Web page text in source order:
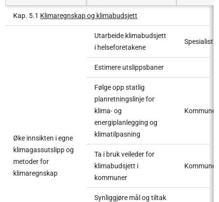
Kap. 5.1 Klimaregnskap og klimabudsjett
Øke innsikten i egne
klimagassutslipp og
metoder for
klimaregnskap
Utarbeide klimabudsjett
i helseforetakene
Spesialist
Estimere utslippsbaner
Følge opp statlig
planretningslinje for
klima- og
energiplanlegging og
klimatilpasning
Kommune
Ta i bruk veileder for
klimabudsjett i
kommuner
Kommune
Synliggjøre mål og tiltak